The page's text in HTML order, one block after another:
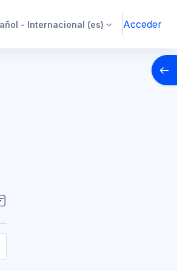
- Internacional ‎(es)‎ Acceder
Sociales